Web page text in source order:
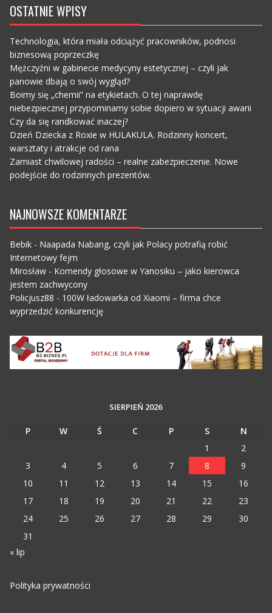
OSTATNIE WPISY
Technologia, która miała odciążyć pracowników, podnosi
biznesową poprzeczkę
Mężczyźni w gabinecie medycyny estetycznej – czyli jak
panowie dbają o swój wygląd?
Boimy się „chemii” na etykietach. O tej naprawdę
niebezpiecznej przypominamy sobie dopiero w sytuacji awarii
Czy da się randkować inaczej?
Dzień Dziecka z Roxie w HULAKULA. Rodzinny koncert,
warsztaty i atrakcje od rana
Zamiast chwilowej radości – realne zabezpieczenie. Nowe
podejście do rodzinnych prezentów.
NAJNOWSZE KOMENTARZE
Bebik- Naapada Nabang, czyli jak Polacy potrafią robić
Internetowy fejm
Mirosław- Komendy głosowe w Yanosiku – jako kierowca
jestem zachwycony
Policjusz88 - 100W ładowarka od Xiaomi – firma chce
wyprzedzić konkurencję
SIERPIEŃ 2026
P W Ś C P S
N
1
2
3
4 5 6 7 8
9
10
11 12 13 14 15
16
17
18 19 20 21 22
23
24
25 26 27 28 29
30
31
« lip
Polityka prywatności